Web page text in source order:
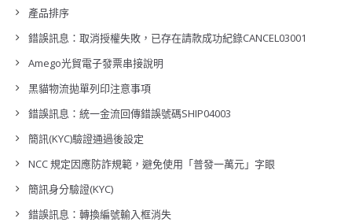
產品排序
錯誤訊息：取消授權失敗，已存在請款成功紀錄CANCEL03001
Amego光貿電子發票串接說明
黑貓物流拋單列印注意事項
錯誤訊息：統一金流回傳錯誤號碼SHIP04003
簡訊(KYC)驗證通過後設定
NCC 規定因應防詐規範，避免使用「普發一萬元」字眼
簡訊身分驗證(KYC)
錯誤訊息：轉換編號輸入框消失